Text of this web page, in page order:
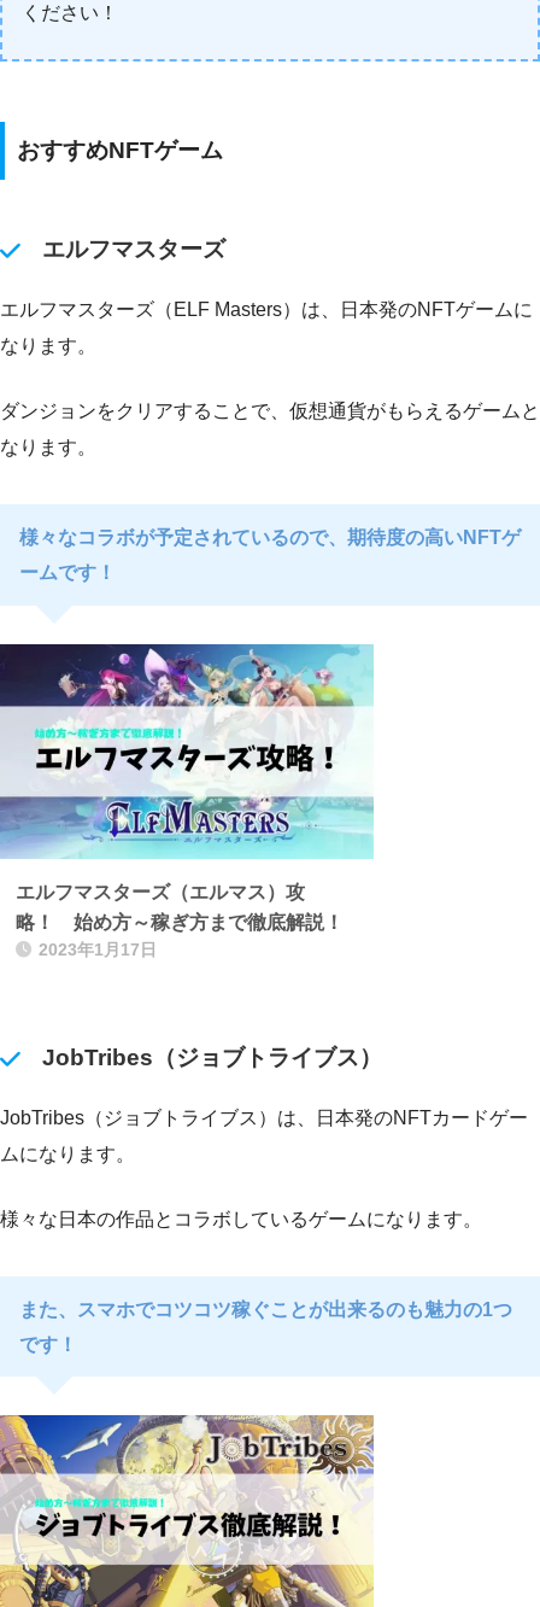
ください！
おすすめNFTゲーム
エルフマスターズ
エルフマスターズ（ELF Masters）は、日本発のNFTゲームに
なります。
ダンジョンをクリアすることで、仮想通貨がもらえるゲームと
なります。
様々なコラボが予定されているので、期待度の高いNFTゲ
ームです！
エルフマスターズ（エルマス）攻
略！ 始め方～稼ぎ方まで徹底解説！
2023年1月17日
JobTribes（ジョブトライブス）
JobTribes（ジョブトライブス）は、日本発のNFTカードゲー
ムになります。
様々な日本の作品とコラボしているゲームになります。
また、スマホでコツコツ稼ぐことが出来るのも魅力の1つ
です！